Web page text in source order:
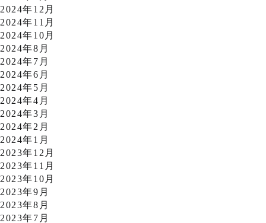
2024年12月
2024年11月
2024年10月
2024年8月
2024年7月
2024年6月
2024年5月
2024年4月
2024年3月
2024年2月
2024年1月
2023年12月
2023年11月
2023年10月
2023年9月
2023年8月
2023年7月